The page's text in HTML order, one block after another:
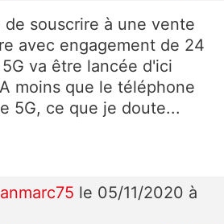
de souscrire à une vente
avec engagement de 24
va être lancée d'ici
moins que le téléphone
5G, ce que je doute...
le 05/11/2020 à